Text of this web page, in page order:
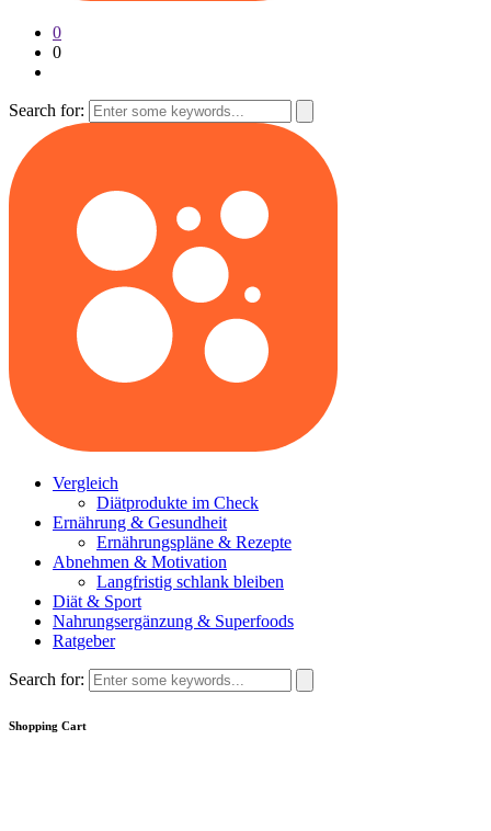
0
0
Search for:
Vergleich
Diätprodukte im Check
Ernährung & Gesundheit
Ernährungspläne & Rezepte
Abnehmen & Motivation
Langfristig schlank bleiben
Diät & Sport
Nahrungsergänzung & Superfoods
Ratgeber
Search for:
Shopping Cart